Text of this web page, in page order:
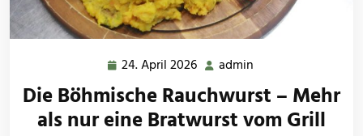
24. April 2026 24.
April
2026
admin
Die Böhmische Rauchwurst – Mehr
als nur eine Bratwurst vom Grill